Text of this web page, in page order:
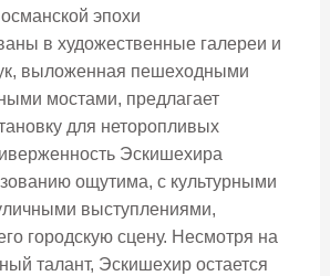
эпохи
в художественные галереи и
выложенная пешеходными
мостами, предлагает
для неторопливых
Эскишехира
ощутима, с культурными
выступлениями,
городскую сцену. Несмотря на
талант, Эскишехир остается